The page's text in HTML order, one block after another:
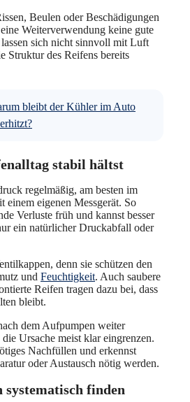
Beulen oder Beschädigungen
Weiterverwendung keine gute
sich nicht sinnvoll mit Luft
Struktur des Reifens bereits
bleibt der Kühler im Auto
stabil hältst
regelmäßig, am besten im
einem eigenen Messgerät. So
Verluste früh und kannst besser
ein natürlicher Druckabfall oder
denn sie schützen den
und Feuchtigkeit. Auch saubere
Reifen tragen dazu bei, dass
bleibt.
dem Aufpumpen weiter
die Ursache meist klar eingrenzen.
Nachfüllen und erkennst
oder Austausch nötig werden.
systematisch finden